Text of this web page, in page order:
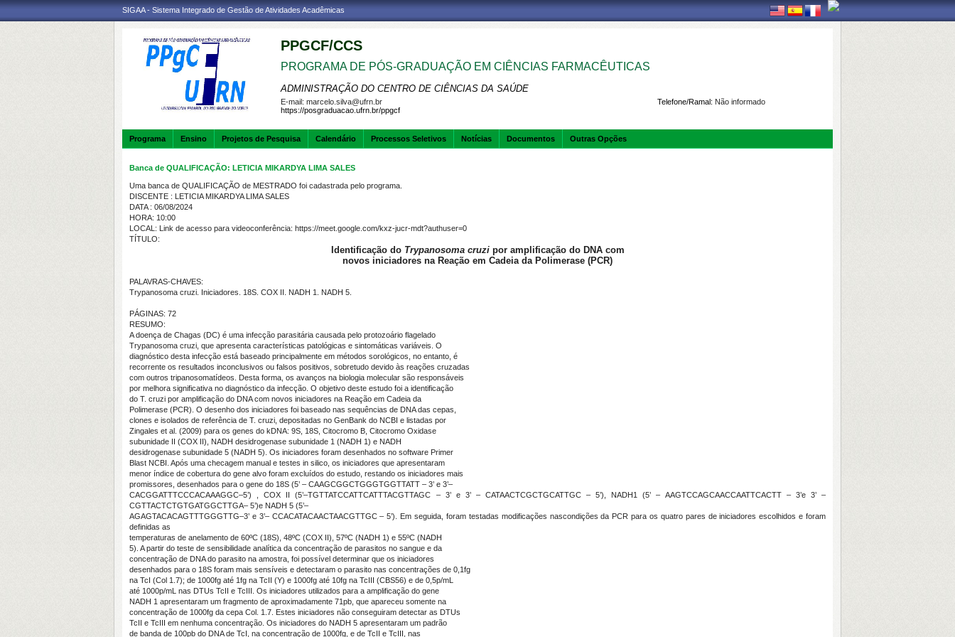
SIGAA - Sistema Integrado de Gestão de Atividades Acadêmicas
PPGCF/CCS
PROGRAMA DE PÓS-GRADUAÇÃO EM CIÊNCIAS FARMACÊUTICAS
ADMINISTRAÇÃO DO CENTRO DE CIÊNCIAS DA SAÚDE
Telefone/Ramal: Não informado
E-mail: marcelo.silva@ufrn.br
https://posgraduacao.ufrn.br/ppgcf
Programa Ensino Projetos de Pesquisa Calendário Processos Seletivos Notícias Documentos Outras Opções
Banca de QUALIFICAÇÃO: LETICIA MIKARDYA LIMA SALES
Uma banca de QUALIFICAÇÃO de MESTRADO foi cadastrada pelo programa.
DISCENTE : LETICIA MIKARDYA LIMA SALES
DATA : 06/08/2024
HORA: 10:00
LOCAL: Link de acesso para videoconferência: https://meet.google.com/kxz-jucr-mdt?authuser=0
TÍTULO:
Identificação do Trypanosoma cruzipor amplificação do DNA com
novos iniciadores na Reação em Cadeia da Polimerase (PCR)
PALAVRAS-CHAVES:
Trypanosoma cruzi. Iniciadores. 18S. COX II. NADH 1. NADH 5.
PÁGINAS: 72
RESUMO:
A doença de Chagas (DC) é uma infecção parasitária causada pelo protozoário flagelado
Trypanosoma cruzi, que apresenta características patológicas e sintomáticas variáveis. O
diagnóstico desta infecção está baseado principalmente em métodos sorológicos, no entanto, é
recorrente os resultados inconclusivos ou falsos positivos, sobretudo devido às reações cruzadas
com outros tripanosomatídeos. Desta forma, os avanços na biologia molecular são responsáveis
por melhora significativa no diagnóstico da infecção. O objetivo deste estudo foi a identificação
do T. cruzi por amplificação do DNA com novos iniciadores na Reação em Cadeia da
Polimerase (PCR). O desenho dos iniciadores foi baseado nas sequências de DNA das cepas,
clones e isolados de referência de T. cruzi, depositadas no GenBank do NCBI e listadas por
Zingales et al. (2009) para os genes do kDNA: 9S, 18S, Citocromo B, Citocromo Oxidase
subunidade II (COX II), NADH desidrogenase subunidade 1 (NADH 1) e NADH
desidrogenase subunidade 5 (NADH 5). Os iniciadores foram desenhados no software Primer
Blast NCBI. Após uma checagem manual e testes in silico, os iniciadores que apresentaram
menor índice de cobertura do gene alvo foram excluídos do estudo, restando os iniciadores mais
promissores, desenhados para o gene do 18S (5’ – CAAGCGGCTGGGTGGTTATT – 3’ e 3’–
CACGGATTTCCCACAAAGGC–5’) , COX II (5’–TGTTATCCATTCATTTACGTTAGC – 3’ e 3’ – CATAACTCGCTGCATTGC – 5’), NADH1 (5’ – AAGTCCAGCAACCAATTCACTT – 3’e 3’ –
CGTTACTCTGTGATGGCTTGA– 5’)e NADH 5 (5’–
AGAGTACACAGTTTGGGTTG–3’ e 3’– CCACATACAACTAACGTTGC – 5’). Em seguida, foram testadas modificações nascondições da PCR para os quatro pares de iniciadores escolhidos e foram
definidas as
temperaturas de anelamento de 60ºC (18S), 48ºC (COX II), 57ºC (NADH 1) e 55ºC (NADH
5). A partir do teste de sensibilidade analítica da concentração de parasitos no sangue e da
concentração de DNA do parasito na amostra, foi possível determinar que os iniciadores
desenhados para o 18S foram mais sensíveis e detectaram o parasito nas concentrações de 0,1fg
na TcI (Col 1.7); de 1000fg até 1fg na TcII (Y) e 1000fg até 10fg na TcIII (CBS56) e de 0,5p/mL
até 1000p/mL nas DTUs TcII e TcIII. Os iniciadores utilizados para a amplificação do gene
NADH 1 apresentaram um fragmento de aproximadamente 71pb, que apareceu somente na
concentração de 1000fg da cepa Col. 1.7. Estes iniciadores não conseguiram detectar as DTUs
TcII e TcIII em nenhuma concentração. Os iniciadores do NADH 5 apresentaram um padrão
de banda de 100pb do DNA de TcI, na concentração de 1000fg, e de TcII e TcIII, nas